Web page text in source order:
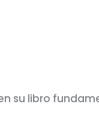
su libro